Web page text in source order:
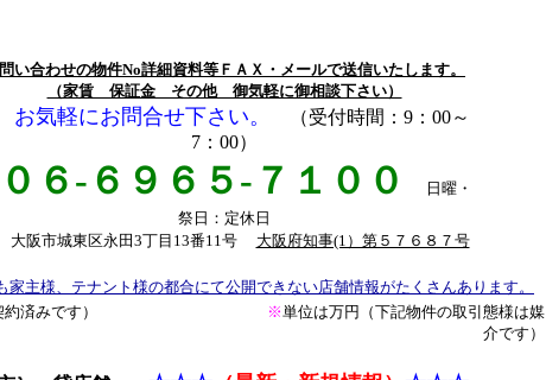
い合わせの物件No詳細資料等ＦＡＸ・メールで送信いたします。
（家賃 保証金 その他 御気軽に御相談下さい）
お気軽にお問合せ下さい。
（受付時間：9：00～
7：00）
０６-６９６５-７１００
日曜・
祭日：定休日
阪市城東区永田3丁目13番11号
大阪府知事(1）第５７６８７号
家主様、テナント様の都合にて公開できない店舗情報がたくさんあります。
済みです） ※単位は万円
（下記物件の取引態様は媒
介です）